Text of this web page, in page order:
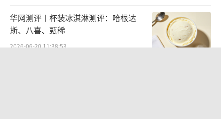
首先从赛道来看，目前家电行业整体进入
存量市场，据弗若斯特沙利文数据，全球家电
市场的销售量从2017年的28.86亿台增至2023
华网测评丨杯装冰淇淋测评：哈根达
斯、八喜、甄稀
2026-06-20 11:38:53